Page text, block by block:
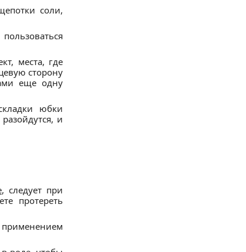
соли,
места, где
сторону
еще одну
юбки
и
, следует при
протереть